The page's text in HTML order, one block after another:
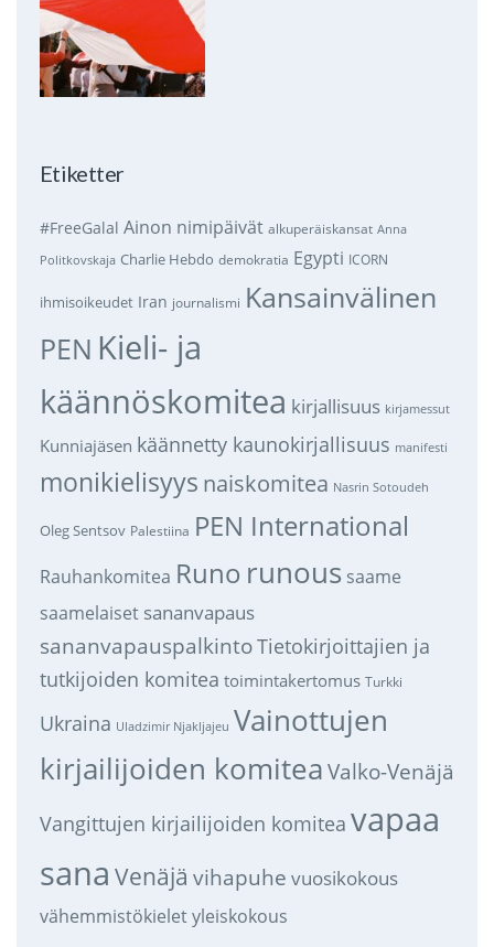
Etiketter
#FreeGalal Ainon nimipäivät alkuperäiskansat Anna
Politkovskaja Charlie Hebdo demokratia Egypti ICORN
ihmisoikeudet Iran journalismi Kansainvälinen
PEN Kieli- ja
käännöskomitea kirjallisuus kirjamessut
Kunniajäsen käännetty kaunokirjallisuus manifesti
monikielisyys naiskomitea Nasrin Sotoudeh
Oleg Sentsov Palestiina PEN International
Rauhankomitea Runo runous saame
saamelaiset sananvapaus
sananvapauspalkintoTietokirjoittajien ja
tutkijoiden komitea toimintakertomus Turkki
Ukraina Uladzimir Njakljajeu Vainottujen
kirjailijoiden komitea Valko-Venäjä
Vangittujen kirjailijoiden komitea vapaa
sana Venäjä vihapuhe vuosikokous
vähemmistökieletyleiskokous